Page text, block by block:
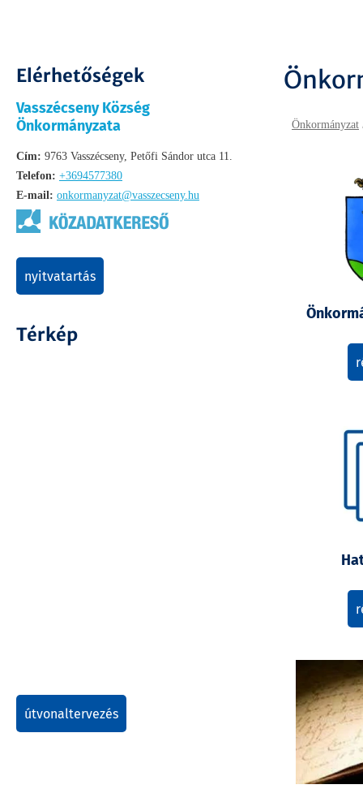
Elérhetőségek
Vasszécseny Község
Önkormányzata
Cím: 9763 Vasszécseny, Petőfi Sándor utca 11.
Telefon: +3694577380
E-mail: onkormanyzat@vasszecseny.hu
nyitvatartás
Térkép
útvonaltervezés
Önkormányzat